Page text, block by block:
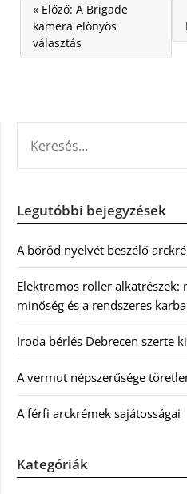
« Előző: A Brigade
kamera előnyös
választás
Legutóbbi bejegyzések
A bőröd nyelvét beszélő
Elektromos roller alkatrészek:
minőség és a rendszeres
Iroda bérlés Debrecen szerte
A vermut népszerűsége
A férfi arckrémek sajátosságai
Kategóriák